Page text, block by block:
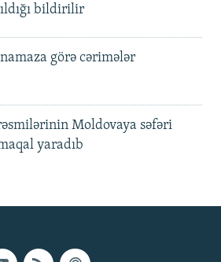
bildirilir
görə cərimələr
Moldovaya səfəri
yaradıb